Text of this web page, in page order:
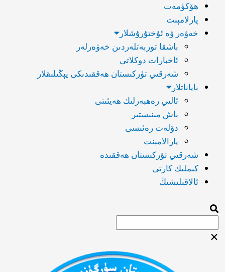
ھۆكۈمەت
پارلامېنت
خەۋەر ۋە ئۇختۇرۇشلار
باشقا توربەتلەردىن خەۋەرلەر
ئاخبارات دوكلاتى
شەرقىي تۈركىستان ھەققىدىكى يېڭىلىقلار
باياناتلار
ئالىي رەھبەرلىك ھەيئىتى
باش مىنىستىر
دۆلەت رەئىسى
پارالامېنت
شەرقىي تۇركىستان ھەققىدە
كىملىك كارتى
ئالاقىلىشىڭ
Search